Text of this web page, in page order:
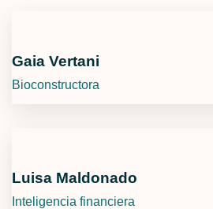
Gaia Vertani
Bioconstructora
Luisa Maldonado
Inteligencia financiera